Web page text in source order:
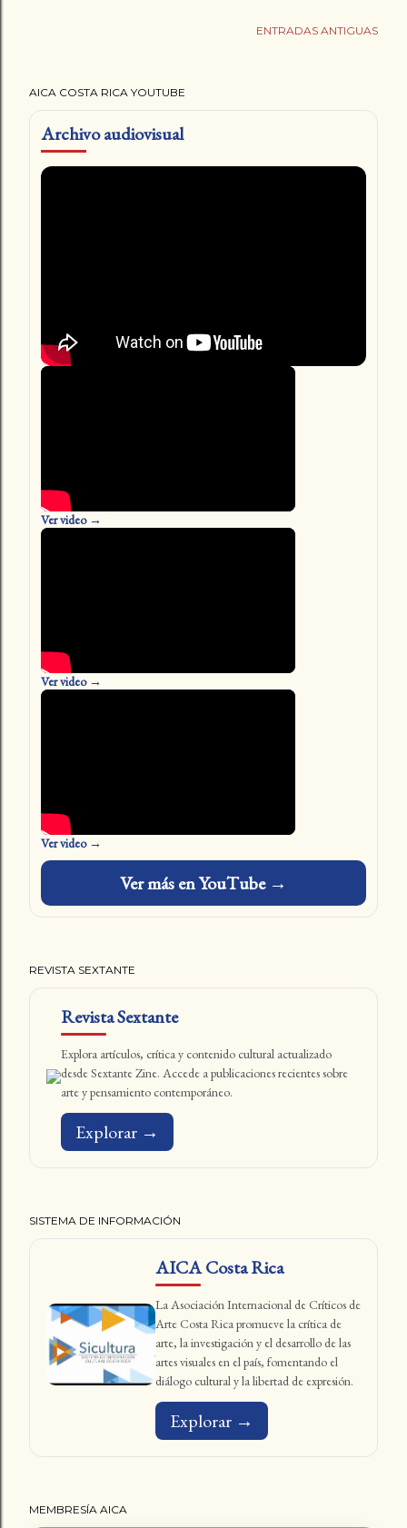
ENTRADAS ANTIGUAS
AICA COSTA RICA YOUTUBE
Archivo audiovisual
Ver video →
Ver video →
Ver video →
Ver más en YouTube →
REVISTA SEXTANTE
Revista Sextante
Explora artículos, crítica y contenido cultural actualizado
desde Sextante Zine. Accede a publicaciones recientes sobre
arte y pensamiento contemporáneo.
Explorar →
SISTEMA DE INFORMACIÓN
AICA Costa Rica
La Asociación Internacional de Críticos de
Arte Costa Rica promueve la crítica de
arte, la investigación y el desarrollo de las
artes visuales en el país, fomentando el
diálogo cultural y la libertad de expresión.
Explorar →
MEMBRESÍA AICA